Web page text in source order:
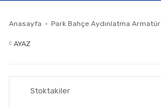
Anasayfa Park Bahçe Aydınlatma Armatür
AYAZ
Stoktakiler